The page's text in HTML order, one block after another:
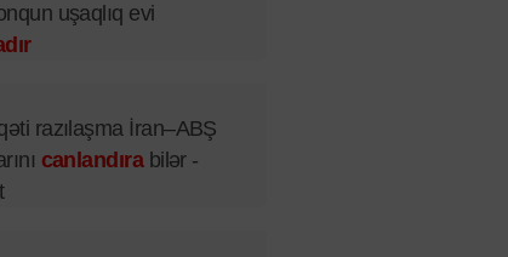
uşaqlıq evi
razılaşma İran–ABŞ
canlandırabilər -